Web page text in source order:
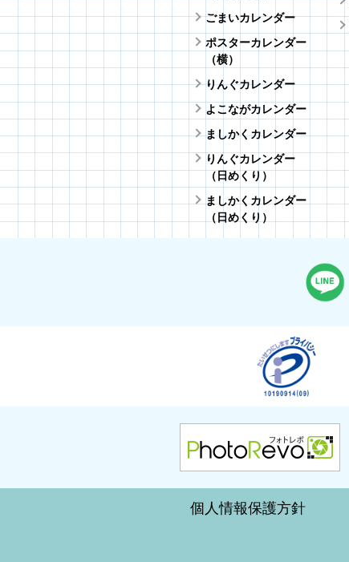
ごまいカレンダー
ポスターカレンダー
（横）
りんぐカレンダー
よこながカレンダー
ましかくカレンダー
りんぐカレンダー
（日めくり）
ましかくカレンダー
（日めくり）
個人情報保護方針